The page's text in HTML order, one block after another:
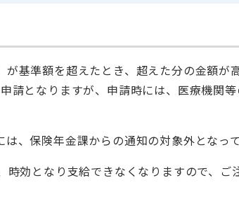
基準額を超えたとき、超えた分の金額が
請となりますが、申請時には、医療機関
、保険年金課からの通知の対象外となっ
効となり支給できなくなりますので、ご